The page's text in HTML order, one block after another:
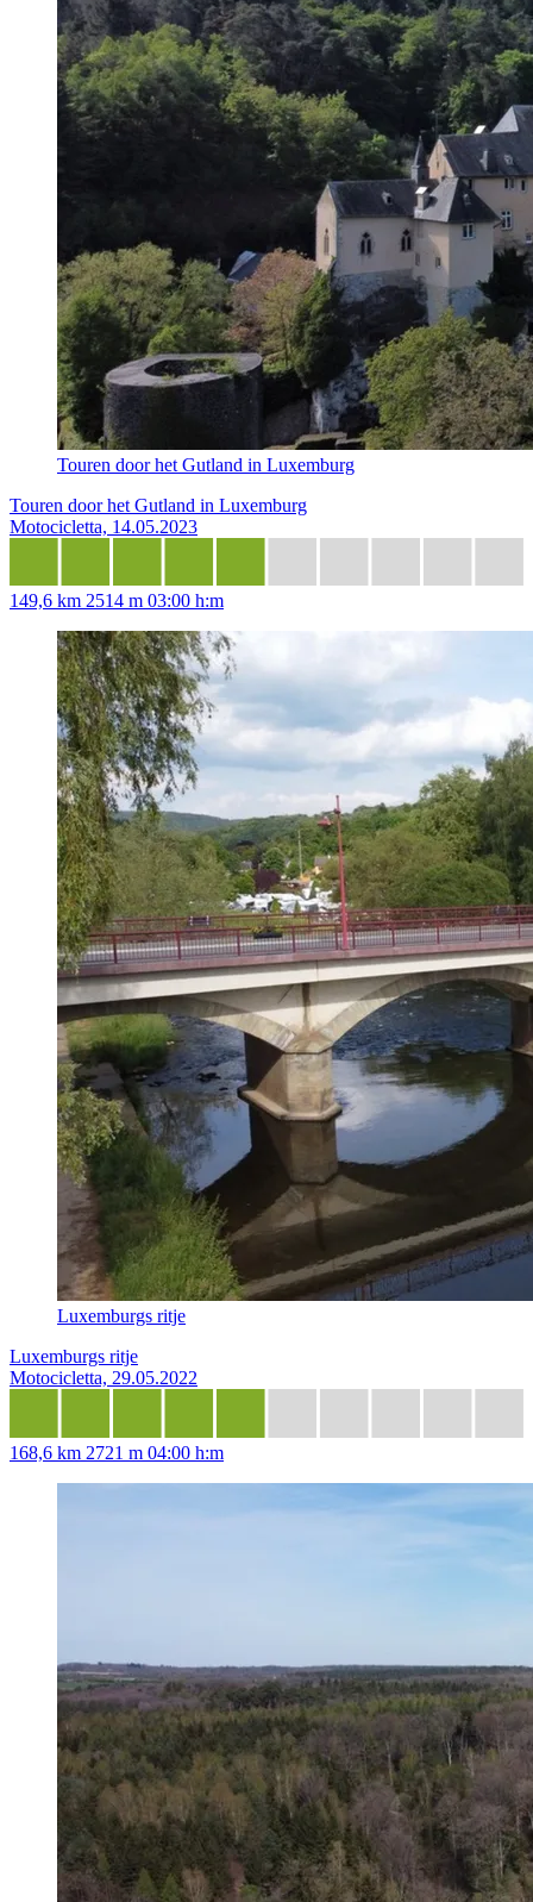
Touren door het Gutland in Luxemburg
Touren door het Gutland in Luxemburg
Motocicletta, 14.05.2023
149,6 km 2514 m 03:00 h:m
Luxemburgs ritje
Luxemburgs ritje
Motocicletta, 29.05.2022
168,6 km 2721 m 04:00 h:m